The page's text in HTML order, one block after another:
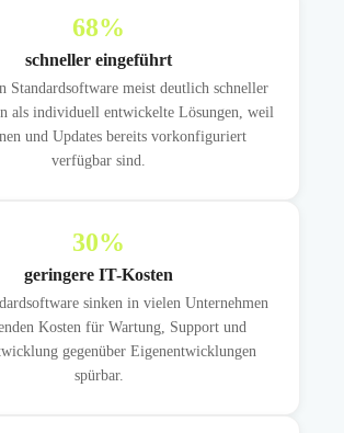
68%
schneller eingeführt
Standardsoftware meist deutlich schneller
als individuell entwickelte Lösungen, weil
und Updates bereits vorkonfiguriert
verfügbar sind.
30%
geringere IT-Kosten
sinken in vielen Unternehmen
Kosten für Wartung, Support und
gegenüber Eigenentwicklungen
spürbar.